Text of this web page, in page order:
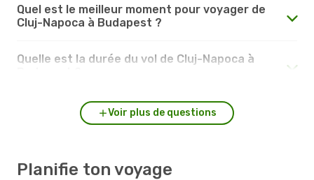
Quel est le meilleur moment pour voyager de
Cluj-Napoca à Budapest ?
Quelle est la durée du vol de Cluj-Napoca à
Voir plus de questions
Planifie ton voyage